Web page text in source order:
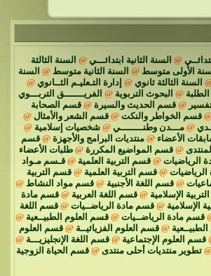
@ السنة الثانية ابتدائـــي @ السنة الثالثة
الأولى متوسط @ السنة الثانية متوسط @ السنة
السنة الثالثة ثانوي @ إدارة التـعليـم الثــانوي @
@ البحوث التربوية @ الفريـــــــق التربـــوي
@ قسم الحديث والسيرة @ قسم الصحابة
قسم الخواطر والنكت @ قسم الشعر والأمثال @
@مـــدن وطنــــــــي @شخصيات إسلامية @
الأعضاء @منتديات البرامج والأجهزة @قسم
@قسم المواضيع المكررة @طلبات الأعضاء
الرياضيات @ قسم التربية العلمية @ قـسم مـواد
@قسم التربية العلمية @قسم التربية
@قسم اللغة الأجنبية @قسم مواد النشاط @
الإسلامية @قسم اللغة العربية @قسم مادة
الإسلامية @ قسم مادة الرياضــيات @ قسم اللغة
قسم مادة الرياضــيات @قسم العلوم الطبيــعية @
@ قسم العلوم الفزيائيــة @ قسم العلوم
قسم العلوم الإجتماعية @قسم اللغة الإنجليزيـــة @
تطوير منتديات أحلى منتدى @ قسم الحياة الزوجية